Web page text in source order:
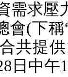
需求壓
會(下稱
共提供
日中午